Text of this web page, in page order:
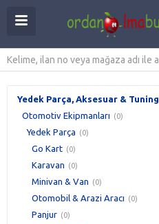
Yedek Parça, Aksesuar & Tuning
Otomotiv Ekipmanları (0)
Yedek Parça (0)
Go Kart (0)
Karavan (0)
Minivan & Van (0)
Otomobil & Arazi Aracı (0)
Panjur (0)